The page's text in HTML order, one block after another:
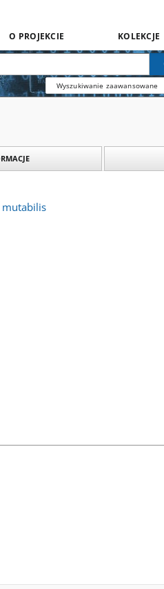
O PROJEKCIE KOLEKCJE
Wyszukiwanie zaawansowane
mutabilis